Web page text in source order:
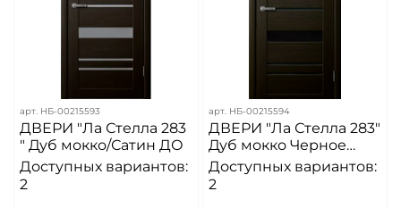
арт. НБ-00215593
ДВЕРИ "Ла Стелла 283
" Дуб мокко/Сатин ДО
Доступных вариантов:
2
арт. НБ-00215594
ДВЕРИ "Ла Стелла 283"
Дуб мокко Черное
стекло/Зеркало ДО
Доступных вариантов:
2